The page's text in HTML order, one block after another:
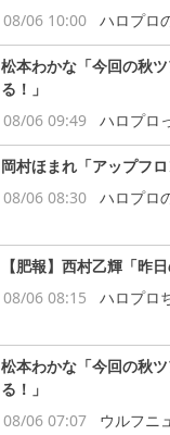
08/06 10:00
ハロプロ
松本わかな「今回の秋
る！」
08/06 09:49
ハロプロ
岡村ほまれ「アップフ
08/06 08:30
ハロプロ
【肥報】西村乙輝「昨
08/06 08:15
ハロプロ
松本わかな「今回の秋
る！」
08/06 07:07
ウルフニ